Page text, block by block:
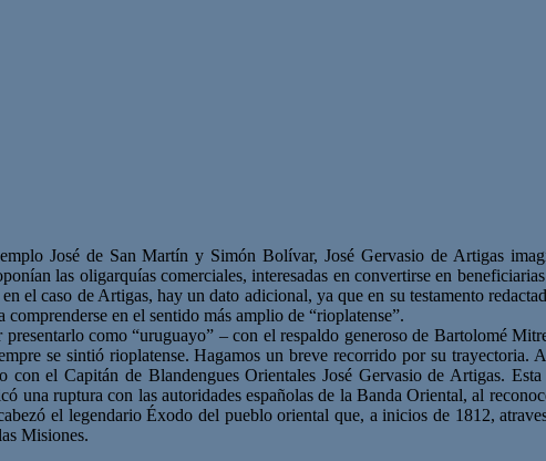
José de San Martín y Simón Bolívar, José Gervasio de Artigas
las oligarquías comerciales, interesadas en convertirse en
el caso de Artigas, hay un dato adicional, ya que en su testamento
en el sentido más amplio de “rioplatense”.
como “uruguayo” – con el respaldo generoso de Bartolomé
se sintió rioplatense. Hagamos un breve recorrido por su trayectoria.
el Capitán de Blandengues Orientales José Gervasio de Artigas.
una ruptura con las autoridades españolas de la Banda Oriental, al
el legendario Éxodo del pueblo oriental que, a inicios de 1812,
Misiones.